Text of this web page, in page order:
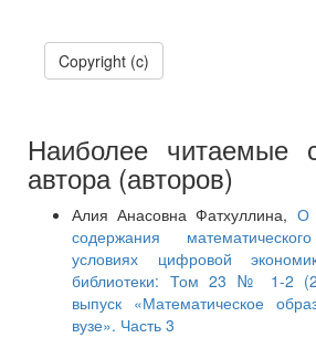
Copyright (c)
Наиболее читаемые
автора (авторов)
Алия Анасовна Фатхуллина, О
содержания
условиях цифровой
библиотеки: Том 23 № 1-2
выпуск «Математическое
вузе». Часть 3